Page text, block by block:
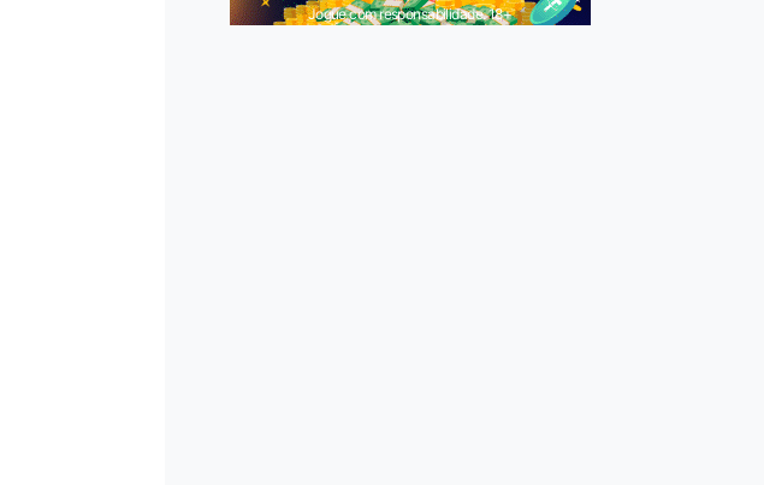
Jogue com responsabilidade. 18+